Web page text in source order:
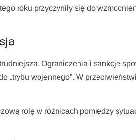
roku przyczyniły się do
Ograniczenia i sankcje
„trybu wojennego”. W
rolę w różnicach pomiędzy